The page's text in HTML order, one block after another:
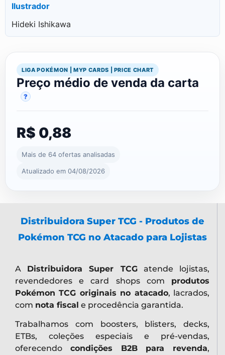
Ilustrador
Hideki Ishikawa
LIGA POKÉMON | MYP CARDS | PRICE CHART
Preço médio de venda da carta
?
R$ 0,88
Mais de 64 ofertas analisadas
Atualizado em 04/08/2026
Distribuidora Super TCG - Produtos de
Pokémon TCG no Atacado para Lojistas
A Distribuidora Super TCGatende lojistas,
revendedores e card shops com produtos
Pokémon TCG originais no atacado, lacrados,
com nota fiscal e procedência garantida.
Trabalhamos com boosters, blisters, decks,
ETBs, coleções especiais e pré-vendas,
oferecendo condições B2B para revenda,